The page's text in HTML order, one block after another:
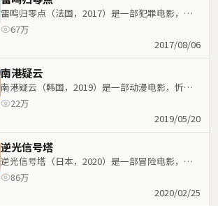
雷鸣归零点（法国，2017）是一部犯罪电影，杜
琪峰执导，木村拓哉、周星驰等主演；犯罪元素与
67万
2017/08/06
南港疑云
南港疑云（韩国，2019）是一部动漫电影，忻钰
坤执导，梁家辉、张译等主演；动漫元素与人物命
22万
2019/05/20
逆光信号塔
逆光信号塔（日本，2020）是一部冒险电影，丹
尼斯·维伦纽瓦执导，周迅、艾伦等主演；冒险元
86万
2020/02/25